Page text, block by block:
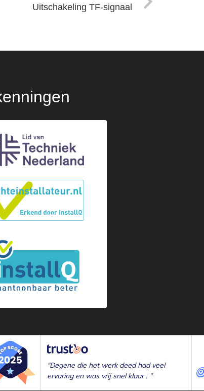
Uitschakeling TF-signaal
"Degene die het werk deed had veel
ervaring en was vrij snel klaar . "